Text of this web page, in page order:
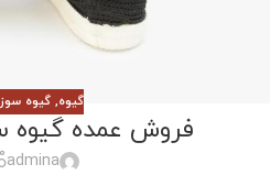
گیوه,گیوه
فروش عمده گیوه
admina